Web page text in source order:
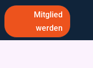
Mitglied
werden